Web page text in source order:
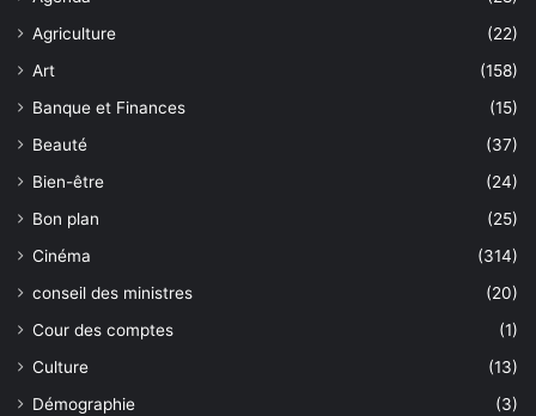
Agriculture
(22)
Art
(158)
Banque et Finances
(15)
Beauté
(37)
Bien-être
(24)
Bon plan
(25)
Cinéma
(314)
conseil des ministres
(20)
Cour des comptes
(1)
Culture
(13)
Démographie
(3)